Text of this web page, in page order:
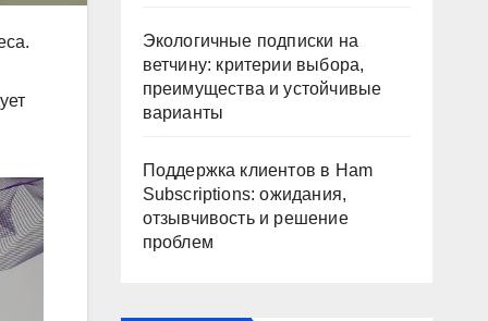
Экологичные подписки на
ветчину: критерии выбора,
преимущества и устойчивые
варианты
Поддержка клиентов в Ham
Subscriptions: ожидания,
отзывчивость и решение
проблем